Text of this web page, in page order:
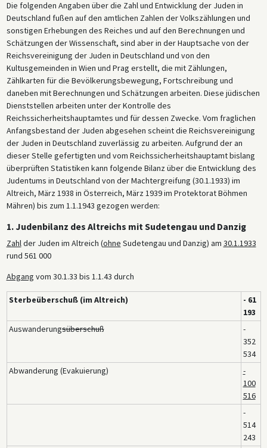
Die folgenden Angaben über die Zahl und Entwicklung der Juden in
Deutschland fußen auf den amtlichen Zahlen der Volkszählungen und
sonstigen Erhebungen des Reiches und auf den Berechnungen und
Schätzungen der Wissenschaft, sind aber in der Hauptsache von der
Reichsvereinigung der Juden in Deutschland und von den
Kultusgemeinden in Wien und Prag erstellt, die mit Zählungen,
Zählkarten für die Bevölkerungsbewegung, Fortschreibung und
daneben mit Berechnungen und Schätzungen arbeiten. Diese jüdischen
Dienststellen arbeiten unter der Kontrolle des
Reichssicherheitshauptamtes und für dessen Zwecke. Vom fraglichen
Anfangsbestand der Juden abgesehen scheint die Reichsvereinigung
der Juden in Deutschland zuverlässig zu arbeiten. Aufgrund der an
dieser Stelle gefertigten und vom Reichssicherheitshauptamt bislang
überprüften Statistiken kann folgende Bilanz über die Entwicklung des
Judentums in Deutschland von der Machtergreifung (30.1.1933) im
Altreich, März 1938 in Österreich, März 1939 im Protektorat Böhmen
Mähren) bis zum 1.1.1943 gezogen werden:
1. Judenbilanz des Altreichs mit Sudetengau und Danzig
Zahlder Juden im Altreich (ohne Sudetengau und Danzig) am 30.1.1933
rund 561 000
Abgang vom 30.1.33 bis 1.1.43 durch
Sterbeüberschuß (im Altreich)
- 61
193
Auswanderungsüberschuß
-
352
534
Abwanderung (Evakuierung)
-
100
516
-
514
243